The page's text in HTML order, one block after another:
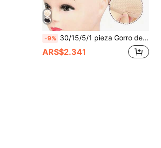
-9% 30/15/5/1 pieza Gorro de malla de doble capa marrón claro, gorro de peluca invisible adecuado para diversas formas de cabeza, gorro de peluca elástico, gorro de peluca trenzada para mujer, gorro de peluca de malla transpirable, gorro de peluca de malla unisex, juego de gorros de peluca de nylon elástico transpirable antideslizante negro, gorro de peluca para vacaciones largas, gorro de peluca elástico de alta elasticidad y duradero, juego de cuidado de pelucas, accesorios para pelucas
ARS$2.341